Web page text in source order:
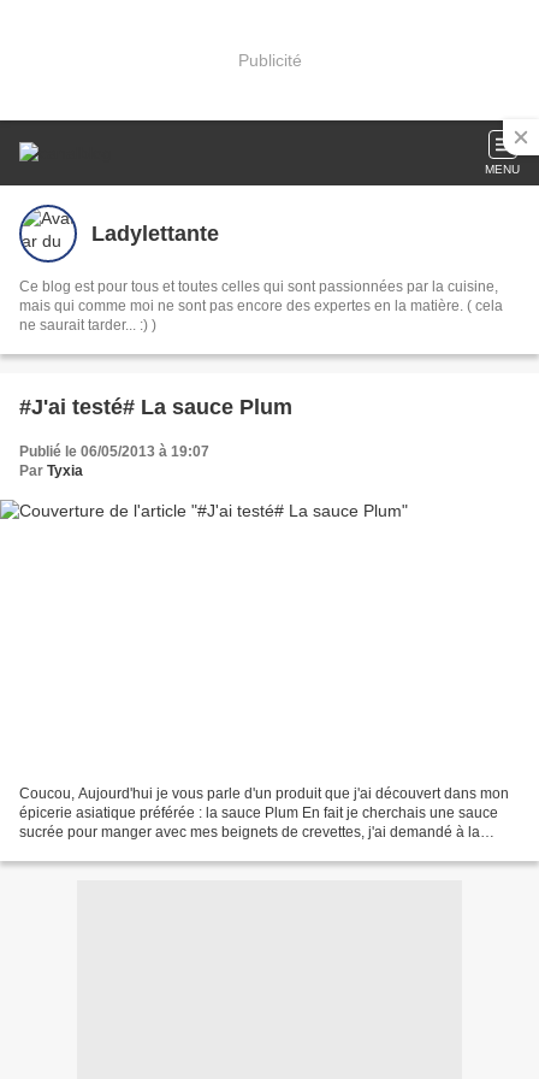
Publicité
MENU
Ladylettante
Ce blog est pour tous et toutes celles qui sont passionnées par la cuisine,
mais qui comme moi ne sont pas encore des expertes en la matière. ( cela
ne saurait tarder... :) )
#J'ai testé# La sauce Plum
Publié le 06/05/2013 à 19:07
Par Tyxia
Coucou, Aujourd'hui je vous parle d'un produit que j'ai découvert dans mon
épicerie asiatique préférée : la sauce Plum En fait je cherchais une sauce
sucrée pour manger avec mes beignets de crevettes, j'ai demandé à la